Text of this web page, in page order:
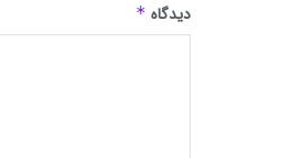
دیدگاه *